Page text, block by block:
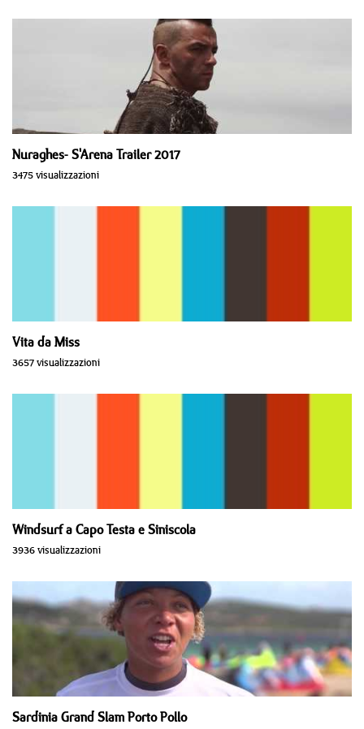
Nuraghes- S'Arena Trailer 2017
3475 visualizzazioni
Vita da Miss
3657 visualizzazioni
Windsurf a Capo Testa e Siniscola
3936 visualizzazioni
Sardinia Grand Slam Porto Pollo